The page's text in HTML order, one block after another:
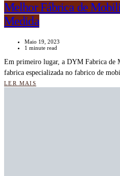
Melhor Fábrica de
Medida
Maio 19, 2023
1 minute read
Em primeiro lugar, a DYM Fabrica de
fabrica especializada no fabrico de
LER MAIS